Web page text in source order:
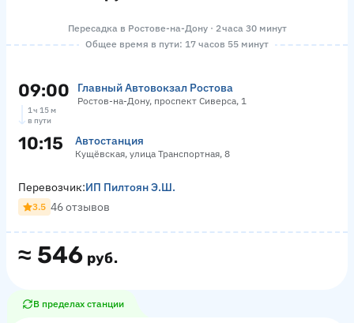
Пересадка в Ростове-на-Дону · 2 часа 30 минут
Общее время в пути: 17 часов 55 минут
09:00 Главный Автовокзал Ростова
Ростов-на-Дону, проспект Сиверса, 1
1 ч 15 м
в пути
10:15 Автостанция
Кущёвская, улица Транспортная, 8
≈ 546 руб.
Перевозчик:ИП Пилтоян Э.Ш.
3.5 46 отзывов
В пределах станции